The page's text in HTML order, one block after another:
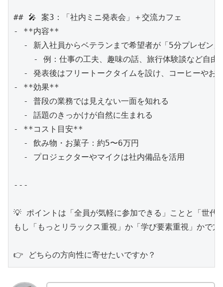
## 🎤 案3：「社内ミニ発表会」＋交流カフェ
- **内容**
- 新入社員からベテランまで希望者が「5分プレゼ
- 例：仕事の工夫、趣味の話、旅行体験談など自
- 発表後はフリートークタイムを設け、コーヒーや
- **効果**
  - 普段の業務では見えない一面を知れる
  - 話題のきっかけが自然に生まれる
- **コスト目安**
  - 飲み物・お菓子：約5〜6万円
  - プロジェクターやマイクは社内備品を活用
---
💡 ポイントは「全員が気軽に参加できる」ことと「世
もし「もっとリラックス重視」か「学び要素重視」か
👉 どちらの方向性に寄せたいですか？